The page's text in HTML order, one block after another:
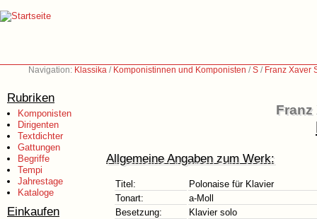
Navigation: Klassika / Komponistinnen und Komponisten /S / Franz Xaver
Rubriken
Komponisten
Dirigenten
Textdichter
Gattungen
Begriffe
Tempi
Jahrestage
Kataloge
Einkaufen
Franz
Allgemeine Angaben zum Werk:
Titel:
Polonaise für Klavier
Tonart:
a-Moll
Besetzung:
Klavier solo